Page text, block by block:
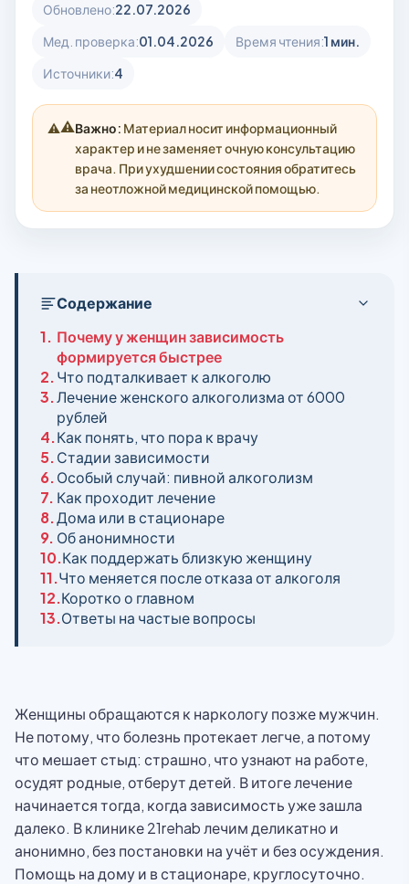
Обновлено:22.07.2026
Мед. проверка:01.04.2026 Время чтения:1 мин.
Источники:4
⚠️Важно: Материал носит информационный
характер и не заменяет очную консультацию
врача. При ухудшении состояния обратитесь
за неотложной медицинской помощью.
Содержание
1. Почему у женщин зависимость
формируется быстрее
2.Что подталкивает к алкоголю
3.Лечение женского алкоголизма от 6000
рублей
4.Как понять, что пора к врачу
5.Стадии зависимости
6.Особый случай: пивной алкоголизм
7. Как проходит лечение
8.Дома или в стационаре
9. Об анонимности
10.Как поддержать близкую женщину
11.Что меняется после отказа от алкоголя
12.Коротко о главном
13.Ответы на частые вопросы
Женщины обращаются к наркологу позже мужчин.
Не потому, что болезнь протекает легче, а потому
что мешает стыд: страшно, что узнают на работе,
осудят родные, отберут детей. В итоге лечение
начинается тогда, когда зависимость уже зашла
далеко. В клинике 21rehab лечим деликатно и
анонимно, без постановки на учёт и без осуждения.
Помощь на дому и в стационаре, круглосуточно.